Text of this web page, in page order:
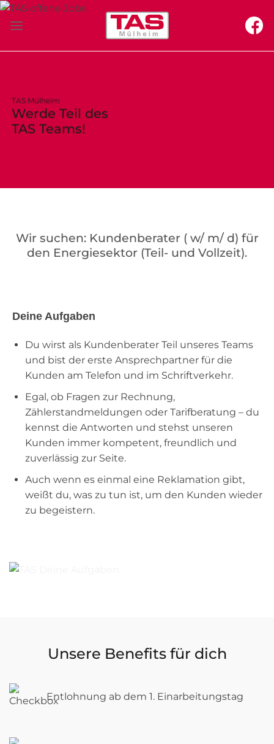
Zum
Inhalt
TAS Mülheim
Werde Teil des
TAS Teams!
Wir suchen: Kundenberater ( w/ m/ d) für
den Energiesektor (Teil- und Vollzeit).
Deine Aufgaben
Du wirst als Kundenberater Teil unseres Teams
und bist der erste Ansprechpartner für die
Kunden am Telefon und im Schriftverkehr.
Egal, ob Fragen zur Rechnung,
Zählerstandmeldungen oder Tarifberatung – du
kennst die Antworten und stehst unseren
Kunden immer kompetent, freundlich und
zuverlässig zur Seite.
Auch wenn es einmal eine Reklamation gibt,
weißt du, was zu tun ist, um den Kunden wieder
zu begeistern.
Unsere Benefits für dich
Entlohnung ab dem 1. Einarbeitungstag